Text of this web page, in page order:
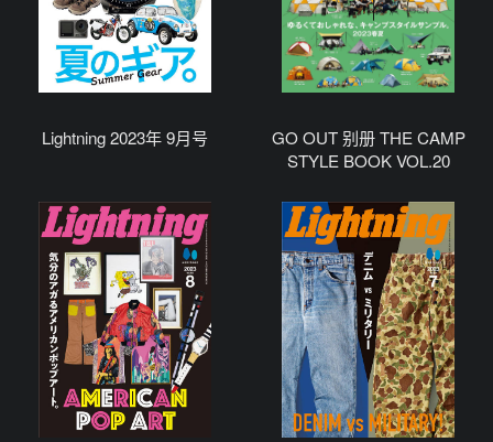
Lightning 2023年 9月号
GO OUT 别册 THE CAMP
STYLE BOOK VOL.20